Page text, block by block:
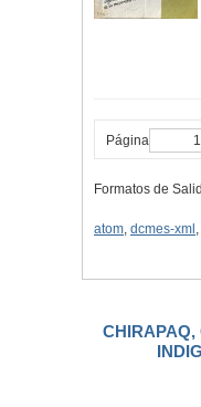
Página
Formatos de
atom, dcmes-xml ,
CHIRAPAQ,